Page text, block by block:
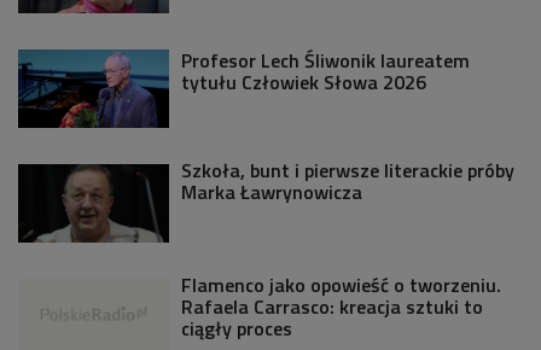
Profesor Lech Śliwonik laureatem
tytułu Człowiek Słowa 2026
Szkoła, bunt i pierwsze literackie próby
Marka Ławrynowicza
Flamenco jako opowieść o tworzeniu.
Rafaela Carrasco: kreacja sztuki to
ciągły proces